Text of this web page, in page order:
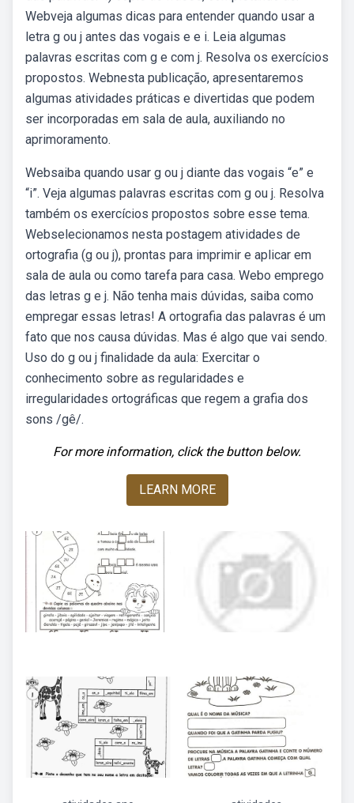
Webveja algumas dicas para entender quando usar a
letra g ou j antes das vogais e e i. Leia algumas
palavras escritas com g e com j. Resolva os exercícios
propostos. Webnesta publicação, apresentaremos
algumas atividades práticas e divertidas que podem
ser incorporadas em sala de aula, auxiliando no
aprimoramento.
Websaiba quando usar g ou j diante das vogais “e” e
“i”. Veja algumas palavras escritas com g ou j. Resolva
também os exercícios propostos sobre esse tema.
Webselecionamos nesta postagem atividades de
ortografia (g ou j), prontas para imprimir e aplicar em
sala de aula ou como tarefa para casa. Webo emprego
das letras g e j. Não tenha mais dúvidas, saiba como
empregar essas letras! A ortografia das palavras é um
fato que nos causa dúvidas. Mas é algo que vai sendo.
Uso do g ou j finalidade da aula: Exercitar o
conhecimento sobre as regularidades e
irregularidades ortográficas que regem a grafia dos
sons /gê/.
For more information, click the button below.
LEARN MORE